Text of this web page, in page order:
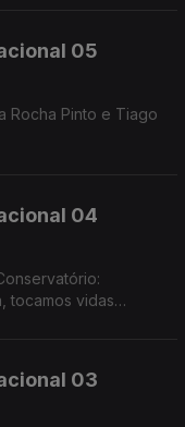
05
Rocha Pinto e Tiago
04
tocamos vidas
03